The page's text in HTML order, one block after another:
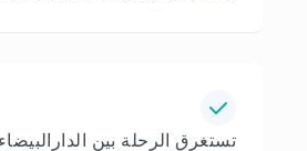
تستغرق الرحلة بين